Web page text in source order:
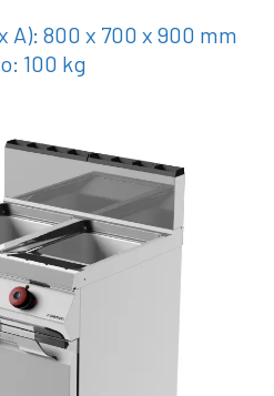
A): 800 x 700 x 900 mm
100 kg